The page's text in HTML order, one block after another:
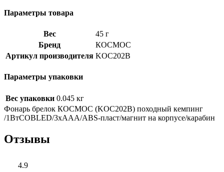
Параметры товара
Вес
45 г
Бренд
КОСМОС
Артикул производителя KOC202B
Параметры упаковки
Вес упаковки 0.045 кг
Фонарь брелок КОСМОС (KOC202B) походный кемпинг
/1ВтCOBLED/3xAAA/ABS-пласт/магнит на корпусе/карабин
Отзывы
4.9